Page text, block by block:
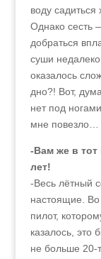
воду
Однако сесть
добраться
суши
оказалось
дно?! Вот,
нет под
мне повезло…
-Вам же в тот
лет!
-Весь лётный
настоящие. Во
пилот,
казалось,
не больше